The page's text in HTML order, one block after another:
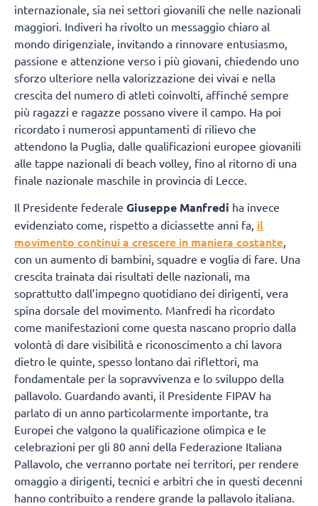
internazionale, sia nei settori giovanili che nelle nazionali
maggiori. Indiveri ha rivolto un messaggio chiaro al
mondo dirigenziale, invitando a rinnovare entusiasmo,
passione e attenzione verso i più giovani, chiedendo uno
sforzo ulteriore nella valorizzazione dei vivai e nella
crescita del numero di atleti coinvolti, affinché sempre
più ragazzi e ragazze possano vivere il campo. Ha poi
ricordato i numerosi appuntamenti di rilievo che
attendono la Puglia, dalle qualificazioni europee giovanili
alle tappe nazionali di beach volley, fino al ritorno di una
finale nazionale maschile in provincia di Lecce.
Il Presidente federale Giuseppe Manfredi ha invece
evidenziato come, rispetto a diciassette anni fa, il
movimento continui a crescere in maniera costante,
con un aumento di bambini, squadre e voglia di fare. Una
crescita trainata dai risultati delle nazionali, ma
soprattutto dall’impegno quotidiano dei dirigenti, vera
spina dorsale del movimento. Manfredi ha ricordato
come manifestazioni come questa nascano proprio dalla
volontà di dare visibilità e riconoscimento a chi lavora
dietro le quinte, spesso lontano dai riflettori, ma
fondamentale per la sopravvivenza e lo sviluppo della
pallavolo. Guardando avanti, il Presidente FIPAV ha
parlato di un anno particolarmente importante, tra
Europei che valgono la qualificazione olimpica e le
celebrazioni per gli 80 anni della Federazione Italiana
Pallavolo, che verranno portate nei territori, per rendere
omaggio a dirigenti, tecnici e arbitri che in questi decenni
hanno contribuito a rendere grande la pallavolo italiana.